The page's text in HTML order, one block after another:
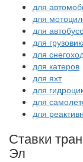
для
для
для
для
для
для катеров
для яхт
для
для
для
Ставки
Эл